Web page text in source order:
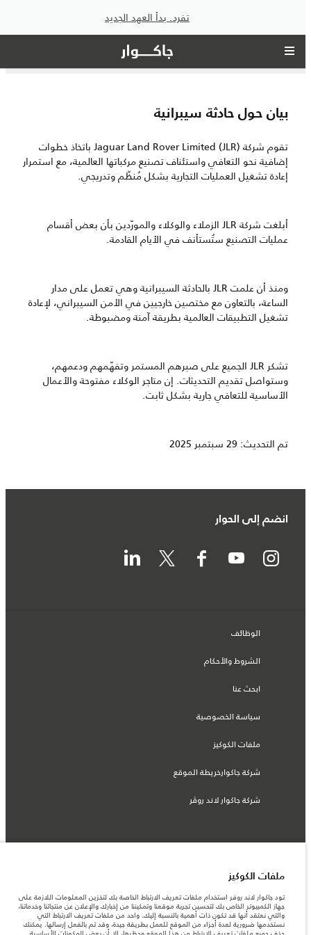
تفرد. بدأ العهد الجديد
بيان حول حادثة سيبرانية
تقوم شركة Jaguar Land Rover Limited (JLR) باتخاذ خطوات
إضافية نحو التعافي واستئناف تصنيع مركباتها العالمية، مع استمرار
إعادة تشغيل العمليات التجارية بشكل مُنظّم وتدريجي.
أبلغت شركة JLR الزملاء والوكلاء والمورّدين بأن بعض أقسام
عمليات التصنيع ستُستأنف في الأيام القادمة.
ومنذ أن علمت JLR بالحادثة السيبرانية وهي تعمل على مدار
الساعة، بالتعاون مع مختصين خارجيين في الأمن السيبراني، لإعادة
تشغيل التطبيقات العالمية بطريقة آمنة ومضبوطة.
تشكر JLR الجميع على صبرهم المستمر وتفهّمهم ودعمهم،
وستواصل تقديم التحديثات. إن متاجر الوكلاء مفتوحة والأعمال
الأساسية للتعافي جارية بشكل ثابت.
تم التحديث: 29 سبتمبر 2025
انضم إلى الحوار
الوظائف
الشروط والأحكام
ابحث عنا
سياسة الخصوصية
ملفات الكوكيز
شركة جاكوارخريطة الموقع
شركة جاكوار لاند روڤر
السعودية, محمد يوسف ناغي للسيارات
المعلومات والمواصفات والأسعار والألوان المذكورة على هذا الموقع قد تختلف من بلد إلى
آخر، كما أنّها قد تتغير بدون إشعار مسبق. الرجاء التواصل مع وكيلنا المحلي للتأكد من توفّرها
والتحقق من الأسعار.
ملفات الكوكيز
تود جاكوار لاند روفر استخدام ملفات تعريف الارتباط الخاصة بك لتخزين المعلومات اللازمة على
جهاز الكمبيوتر الخاص بك لتحسين تجربة موقعنا وتمكيننا من إخبارك والإعلان عن منتجاتنا وخدماتنا،
والتي نعتقد أنها قد تكون ذات أهمية بالنسبة إليك. واحد من ملفات تعريف الارتباط التي
نستخدمها ضرورية لعدة أجزاء من الموقع للعمل بطريقة جيدة، وقد تم بالفعل إرسالها. يمكنك